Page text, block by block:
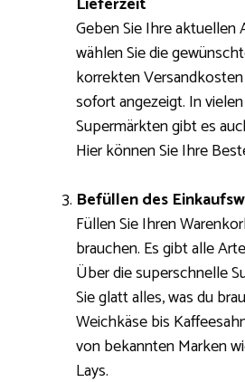
Geben Sie Ihre aktuellen
wählen Sie die
korrekten
sofort angezeigt. In
Supermärkten gibt es
Hier können Sie Ihre
Befüllen des
Füllen Sie Ihren
brauchen. Es gibt alle
Über die superschnelle
Sie glatt alles, was du
Weichkäse bis
von bekannten Marken
Lays.